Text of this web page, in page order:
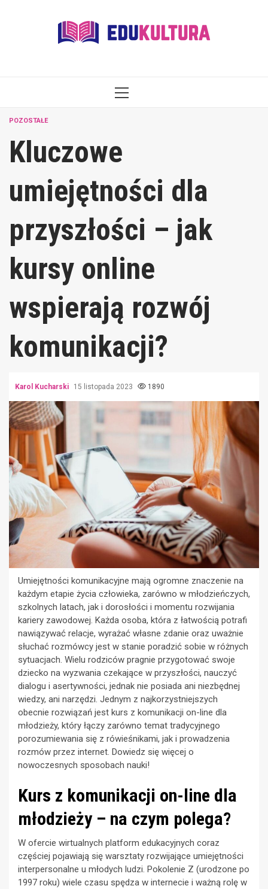
PRIMARY
POZOSTAŁE
Kluczowe
umiejętności dla
przyszłości – jak
kursy online
wspierają rozwój
komunikacji?
Karol Kucharski 15 listopada 2023 1890
Umiejętności komunikacyjne mają ogromne znaczenie na
każdym etapie życia człowieka, zarówno w młodzieńczych,
szkolnych latach, jak i dorosłości i momentu rozwijania
kariery zawodowej. Każda osoba, która z łatwością potrafi
nawiązywać relacje, wyrażać własne zdanie oraz uważnie
słuchać rozmówcy jest w stanie poradzić sobie w różnych
sytuacjach. Wielu rodziców pragnie przygotować swoje
dziecko na wyzwania czekające w przyszłości, nauczyć
dialogu i asertywności, jednak nie posiada ani niezbędnej
wiedzy, ani narzędzi. Jednym z najkorzystniejszych
obecnie rozwiązań jest kurs z komunikacji on-line dla
młodzieży, który łączy zarówno temat tradycyjnego
porozumiewania się z rówieśnikami, jak i prowadzenia
rozmów przez internet. Dowiedz się więcej o
nowoczesnych sposobach nauki!
Kurs z komunikacji on-line dla
młodzieży – na czym polega?
W ofercie wirtualnych platform edukacyjnych coraz
częściej pojawiają się warsztaty rozwijające umiejętności
interpersonalne u młodych ludzi. Pokolenie Z (urodzone po
1997 roku) wiele czasu spędza w internecie i ważną rolę w